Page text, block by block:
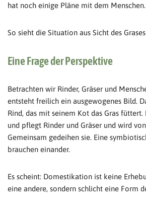
hat noch einige Pläne mit dem Menschen.
So sieht die Situation aus Sicht des
Eine Frage der Perspektive
Betrachten wir Rinder, Gräser und
entsteht freilich ein ausgewogenes Bild.
Rind, das mit seinem Kot das Gras
und pflegt Rinder und Gräser und wird
Gemeinsam gedeihen sie. Eine
brauchen einander.
Es scheint: Domestikation ist keine
eine andere, sondern schlicht eine Form